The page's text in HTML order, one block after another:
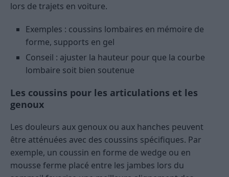
lors de trajets en voiture.
Exemples : coussins lombaires en mémoire de
forme, supports en gel
Conseil : ajuster la hauteur pour que la courbe
lombaire soit bien soutenue
Les coussins pour les articulations et les
genoux
Les douleurs aux genoux ou aux hanches peuvent
être atténuées avec des coussins spécifiques. Par
exemple, un coussin en forme de wedge ou en
mousse ferme placé entre les jambes lors du